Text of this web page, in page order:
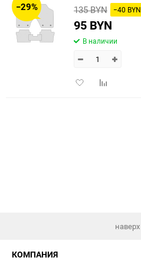
−29% 135 BYN −40 BYN
95 BYN
В наличии
ДобавитьДобавить
наверх
КОМПАНИЯ